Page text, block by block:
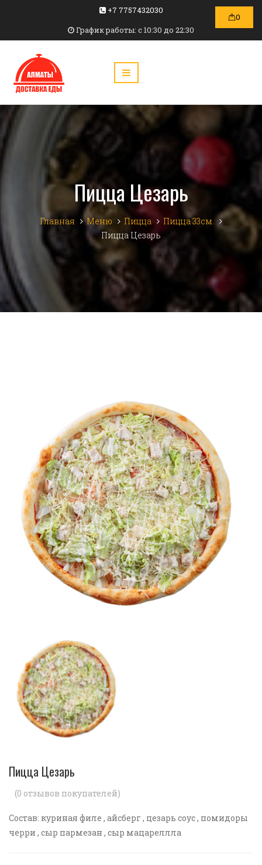
+7 7757432030
График работы: c 10:30 до 22:30
0
Пицца Цезарь
Главная Меню Пицца
Пицца 33см.
Пицца Цезарь
Пицца Цезарь
(0 отзывов покупателей)
Состав: куриная филе , айсберг , цезарь соус , помидоры
черри , сыр пармезан , сыр мацареллла